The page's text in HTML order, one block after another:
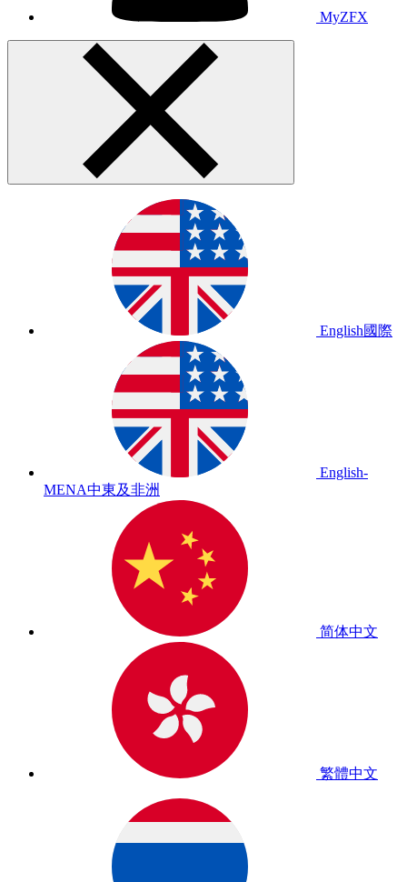
MyZFX
English國際
English-
MENA中東及非洲
简体中文
繁體中文